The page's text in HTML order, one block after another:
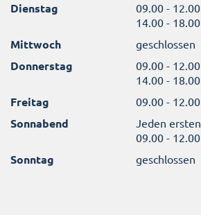
Dienstag
09.00 -
14.00 -
Mittwoch geschlossen
Donnerstag
09.00 -
14.00 -
Freitag 09.00 -
Sonnabend
Jeden
09.00 -
Sonntag geschlossen